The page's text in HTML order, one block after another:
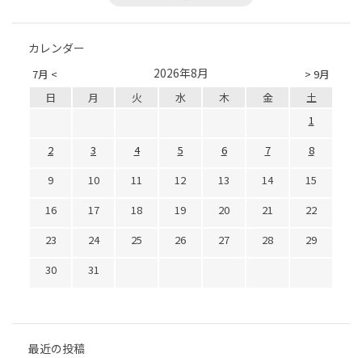
カレンダー
7月 < > 9月
2026年8月
日 月 火 水 木 金
土
1
2
3 4 5 6 7
8
9
10 11 12 13 14
15
16
17 18 19 20 21
22
23
24 25 26 27 28
29
30
31
最近の投稿